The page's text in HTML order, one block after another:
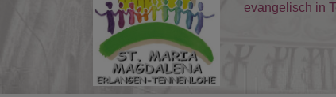
evangelisch in